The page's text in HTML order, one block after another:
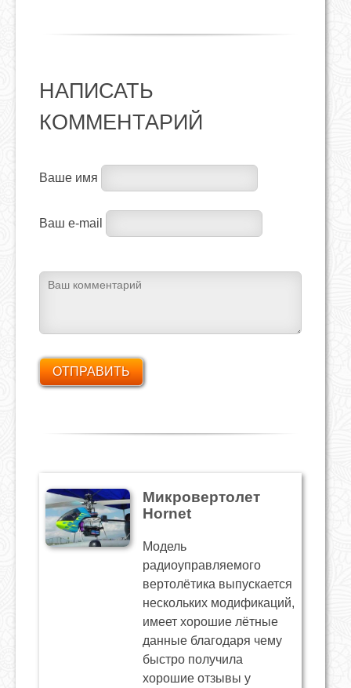
НАПИСАТЬ
КОММЕНТАРИЙ
Ваше имя
Ваш e-mail
Микровертолет
Hornet
Модель
радиоуправляемого
вертолётика выпускается
нескольких модификаций,
имеет хорошие лётные
данные благодаря чему
быстро получила
хорошие отзывы у